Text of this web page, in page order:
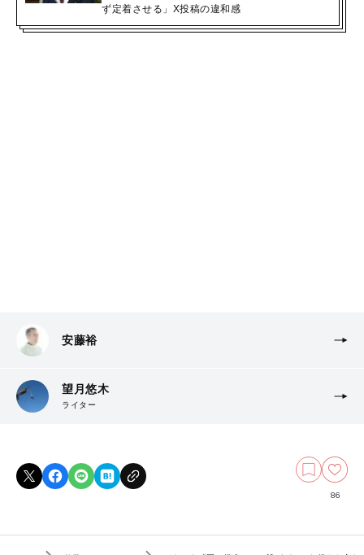
ず定着させる」X投稿の違和感
安藤裕
望月悠木
ライター
86